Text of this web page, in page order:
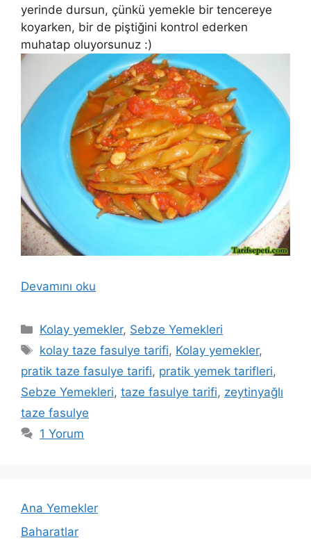
yerinde dursun, çünkü yemekle bir tencereye
koyarken, bir de piştiğini kontrol ederken
muhatap oluyorsunuz :)
Devamını oku
Kategoriler
Kolay yemekler, Sebze Yemekleri
Etiketler
kolay taze fasulye tarifi, Kolay yemekler,
pratik taze fasulye tarifi, pratik yemek tarifleri,
Sebze Yemekleri, taze fasulye tarifi, zeytinyağlı
taze fasulye
1 Yorum
Ana Yemekler
Baharatlar